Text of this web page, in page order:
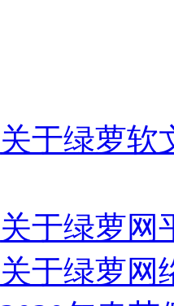
关于绿萝软
关于绿萝网
关于绿萝网